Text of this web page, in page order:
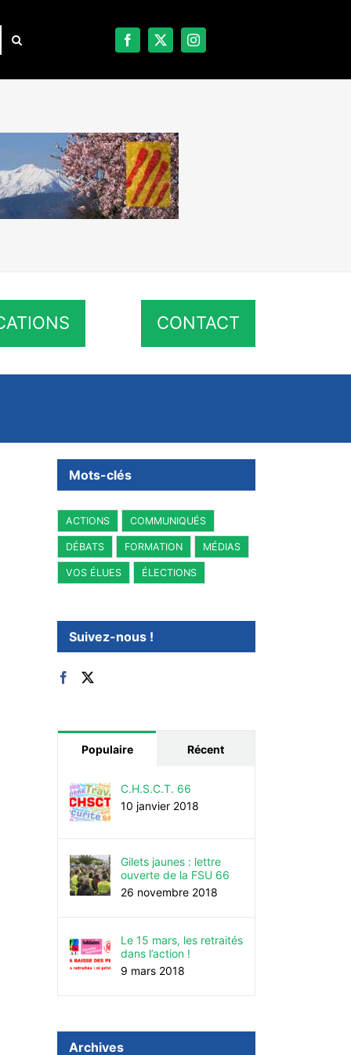
CONTACT
Mots-clés
ACTIONS COMMUNIQUÉS
DÉBATS FORMATION MÉDIAS
VOS ÉLUES ÉLECTIONS
Suivez-nous !
Populaire Récent
C.H.S.C.T. 66
10 janvier 2018
Gilets jaunes : lettre
ouverte de la FSU 66
26 novembre 2018
Le 15 mars, les retraités
dans l’action !
9 mars 2018
Archives